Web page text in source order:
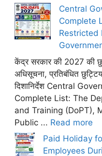
Central
Complete
Restricted
केंद्र सरकार की 2027 की
अधिसूचना, प्रतिबंधित
दिशानिर्देश Central
Complete List: The
and Training (DoPT),
Public ... Read more
Paid Holiday
Employees